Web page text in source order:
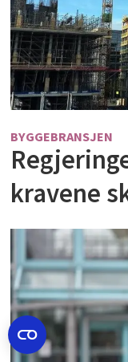
BYGGEBRANSJEN
kravene